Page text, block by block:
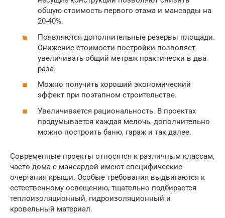
общую стоимость первого этажа и мансарды на
20-40%.
Появляются дополнительные резервы площади.
Снижение стоимости постройки позволяет
увеличивать общий метраж практически в два
раза.
Можно получить хороший экономический
эффект при поэтапном строительстве.
Увеличивается рациональность. В проектах
продумывается каждая мелочь, дополнительно
можно построить баню, гараж и так далее.
Современные проекты относятся к различным классам,
часто дома с мансардой имеют специфические
очертания крыши. Особые требования выдвигаются к
естественному освещению, тщательно подбирается
теплоизоляционный, гидроизоляционный и
кровельный материал.